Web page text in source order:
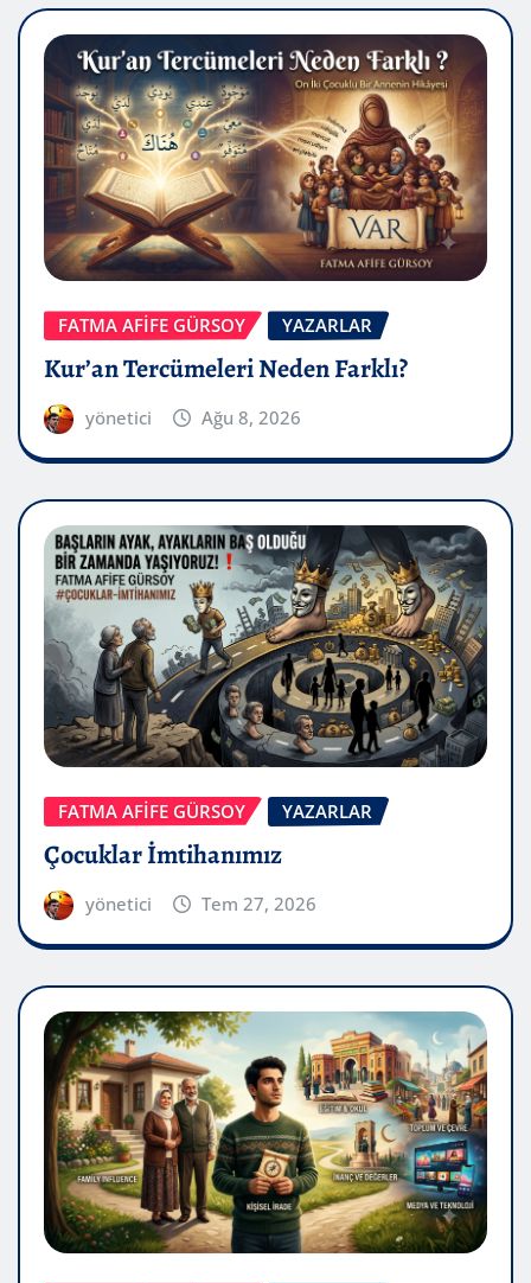
FATMA AFİFE GÜRSOY YAZARLAR
Kur’an Tercümeleri Neden Farklı?
yönetici Ağu 8, 2026
FATMA AFİFE GÜRSOY YAZARLAR
Çocuklar İmtihanımız
yönetici Tem 27, 2026